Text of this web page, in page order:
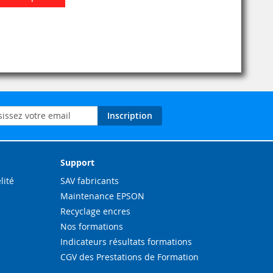
Inscription
Support
SAV fabricants
Maintenance EPSON
Recyclage encres
Nos formations
Indicateurs résultats formations
CGV des Prestations de Formation